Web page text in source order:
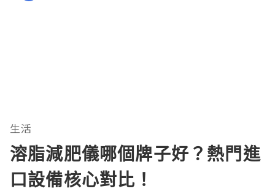
生活
溶脂減肥儀哪個牌子好？熱門進
口設備核心對比！